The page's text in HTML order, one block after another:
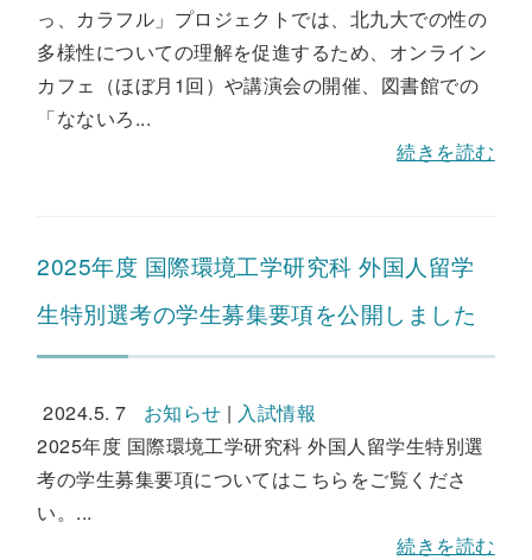
っ、カラフル」プロジェクトでは、北九大での性の
多様性についての理解を促進するため、オンライン
カフェ（ほぼ月1回）や講演会の開催、図書館での
「なないろ...
続きを読む
2025年度 国際環境工学研究科 外国人留学
生特別選考の学生募集要項を公開しました
2024.5. 7 お知らせ | 入試情報
2025年度 国際環境工学研究科 外国人留学生特別選
考の学生募集要項についてはこちらをご覧くださ
い。...
続きを読む